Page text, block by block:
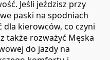
Jeśli jeździsz przy
paski na spodniach
dla kierowców, co czyni
także rozważyć Męska
do jazdy na